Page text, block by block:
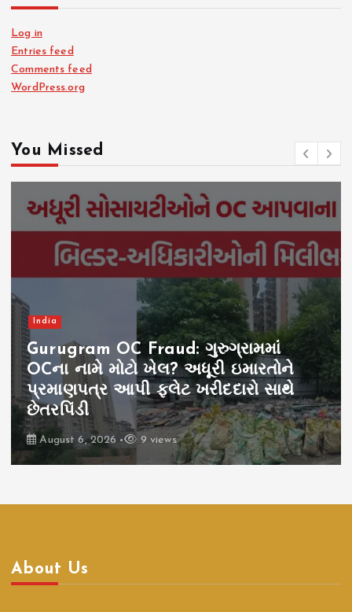
Log in
Entries feed
Comments feed
WordPress.org
You Missed
India
Gurugram OC Fraud: ગુરુગ્રામમાં
OCના નામે મોટો ખેલ? અધૂરી ઇમારતોને
પ્રમાણપત્ર આપી ફ્લેટ ખરીદદારો સાથે
છેતરપિંડી
August 6, 2026 9 views
About Us